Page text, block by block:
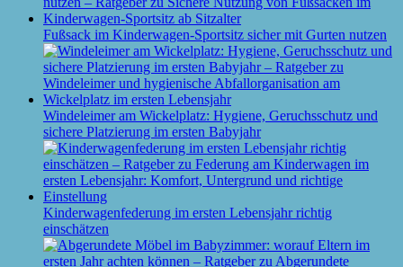
Fußsack im Kinderwagen-Sportsitz sicher mit Gurten nutzen
Windeleimer am Wickelplatz: Hygiene, Geruchsschutz und
sichere Platzierung im ersten Babyjahr
Kinderwagenfederung im ersten Lebensjahr richtig
einschätzen